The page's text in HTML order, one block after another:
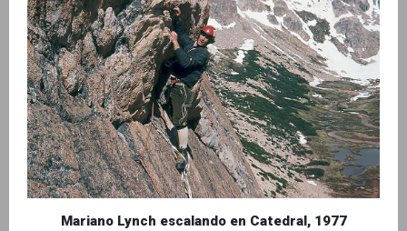
Mariano Lynch escalando en Catedral, 1977